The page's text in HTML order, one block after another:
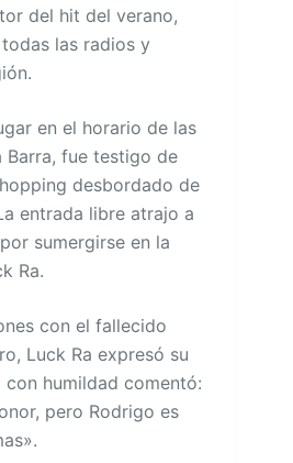
del hit del verano,
las radios y
en el horario de las
Barra, fue testigo de
desbordado de
entrada libre atrajo a
sumergirse en la
Ra.
con el fallecido
Luck Ra expresó su
humildad comentó:
pero Rodrigo es